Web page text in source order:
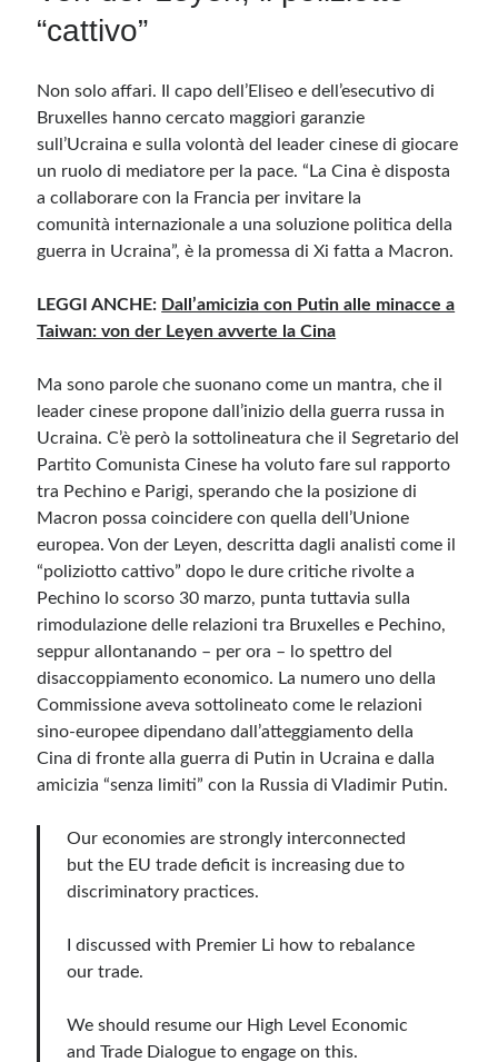
Feed dei contenuti
WordPress.org
“cattivo”
Non solo affari. Il capo dell’Eliseo e dell’esecutivo di
Bruxelles hanno cercato maggiori garanzie
sull’Ucraina e sulla volontà del leader cinese di giocare
un ruolo di mediatore per la pace. “La Cina è disposta
a collaborare con la Francia per invitare la
comunità internazionale a una soluzione politica della
guerra in Ucraina”, è la promessa di Xi fatta a Macron.
LEGGI ANCHE: Dall’amicizia con Putin alle minacce a
Taiwan: von der Leyen avverte la Cina
Ma sono parole che suonano come un mantra, che il
leader cinese propone dall’inizio della guerra russa in
Ucraina. C’è però la sottolineatura che il Segretario del
Partito Comunista Cinese ha voluto fare sul rapporto
tra Pechino e Parigi, sperando che la posizione di
Macron possa coincidere con quella dell’Unione
europea. Von der Leyen, descritta dagli analisti come il
“poliziotto cattivo” dopo le dure critiche rivolte a
Pechino lo scorso 30 marzo, punta tuttavia sulla
rimodulazione delle relazioni tra Bruxelles e Pechino,
seppur allontanando – per ora – lo spettro del
disaccoppiamento economico. La numero uno della
Commissione aveva sottolineato come le relazioni
sino-europee dipendano dall’atteggiamento della
Cina di fronte alla guerra di Putin in Ucraina e dalla
amicizia “senza limiti” con la Russia di Vladimir Putin.
Our economies are strongly interconnected
but the EU trade deficit is increasing due to
discriminatory practices.
I discussed with Premier Li how to rebalance
our trade.
We should resume our High Level Economic
and Trade Dialogue to engage on this.